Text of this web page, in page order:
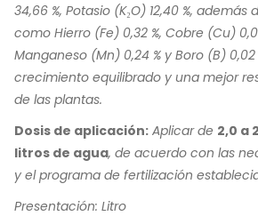
34,66 %, Potasio (K₂O) 12,40 %,
como Hierro (Fe) 0,32 %, Cobre (Cu)
Manganeso (Mn) 0,24 % y Boro (B)
crecimiento equilibrado y una mejor
de las plantas.
Dosis de aplicación: Aplicar de 2,0 a
litros de agua, de acuerdo con las
y el programa de fertilización
Presentación: Litro